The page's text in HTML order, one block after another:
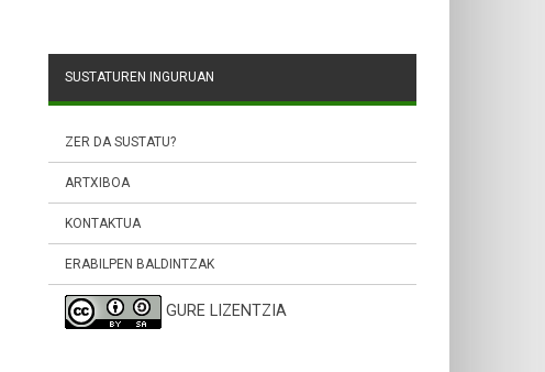
SUSTATUREN INGURUAN
ZER DA SUSTATU?
ARTXIBOA
KONTAKTUA
ERABILPEN BALDINTZAK
GURE LIZENTZIA